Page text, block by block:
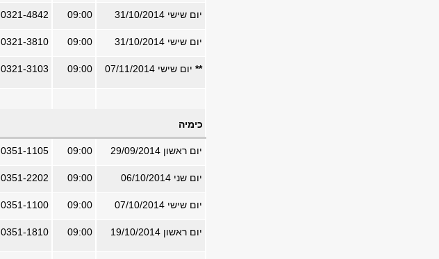
יום שישי 31/10/2014 09:00
0321-4842
יום שישי 31/10/2014 09:00
0321-3810
** יום שישי 07/11/2014 09:00
0321-3103
כימיה
יום ראשון 29/09/2014 09:00
0351-1105
יום שני 06/10/2014 09:00
0351-2202
יום שישי 07/10/2014 09:00
0351-1100
יום ראשון 19/10/2014 09:00
0351-1810